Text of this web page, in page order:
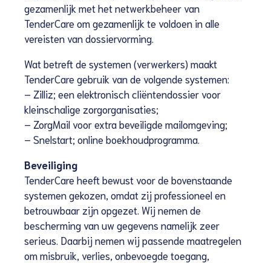
gezamenlijk met het netwerkbeheer van
TenderCare om gezamenlijk te voldoen in alle
vereisten van dossiervorming.
Wat betreft de systemen (verwerkers) maakt
TenderCare gebruik van de volgende systemen:
– Zilliz; een elektronisch cliëntendossier voor
kleinschalige zorgorganisaties;
– ZorgMail voor extra beveiligde mailomgeving;
– Snelstart; online boekhoudprogramma.
Beveiliging
TenderCare heeft bewust voor de bovenstaande
systemen gekozen, omdat zij professioneel en
betrouwbaar zijn opgezet. Wij nemen de
bescherming van uw gegevens namelijk zeer
serieus. Daarbij nemen wij passende maatregelen
om misbruik, verlies, onbevoegde toegang,